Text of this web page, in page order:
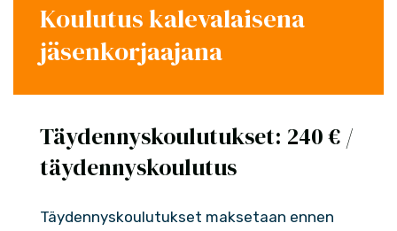
Koulutus kalevalaisena
jäsenkorjaajana
Täydennyskoulutukset: 240 € /
täydennyskoulutus
Täydennyskoulutukset maksetaan ennen